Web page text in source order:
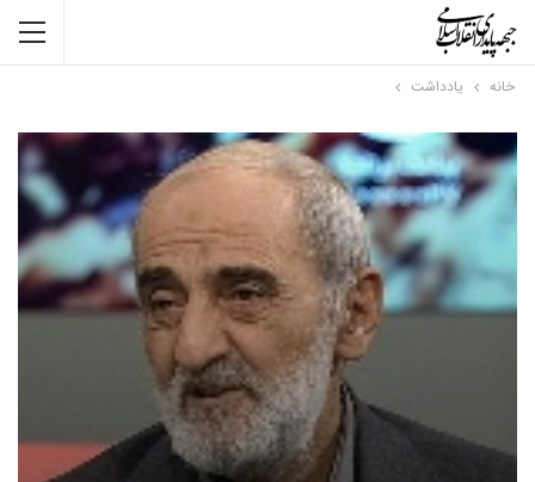
خانه یادداشت